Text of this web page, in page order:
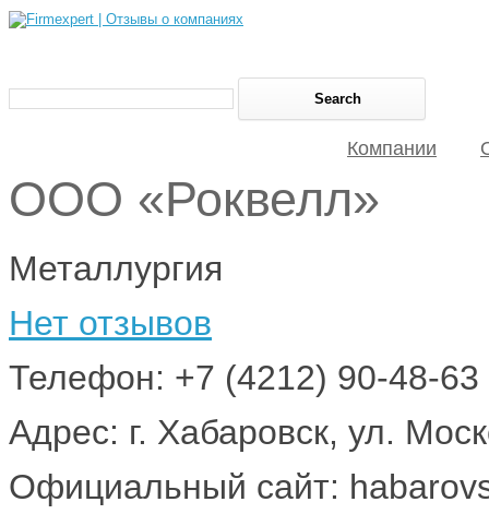
Компании
ООО «Роквелл»
Металлургия
Нет отзывов
Телефон: +7 (4212) 90-48-63
Адрес: г. Хабаровск, ул.
Официальный сайт: